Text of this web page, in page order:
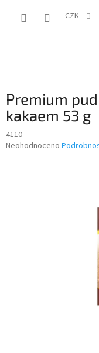
CZK
Premium
kakaem 53 g
4110
Průměrné
Neohodnoceno